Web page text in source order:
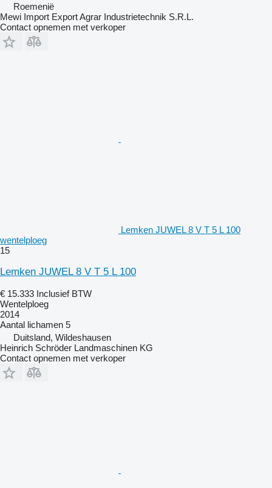
Roemenië
Mewi Import Export Agrar Industrietechnik S.R.L.
Contact opnemen met verkoper
Lemken JUWEL 8 V T 5 L 100
wentelploeg
15
Lemken JUWEL 8 V T 5 L 100
€ 15.333 Inclusief BTW
Wentelploeg
2014
Aantal lichamen 5
Duitsland, Wildeshausen
Heinrich Schröder Landmaschinen KG
Contact opnemen met verkoper